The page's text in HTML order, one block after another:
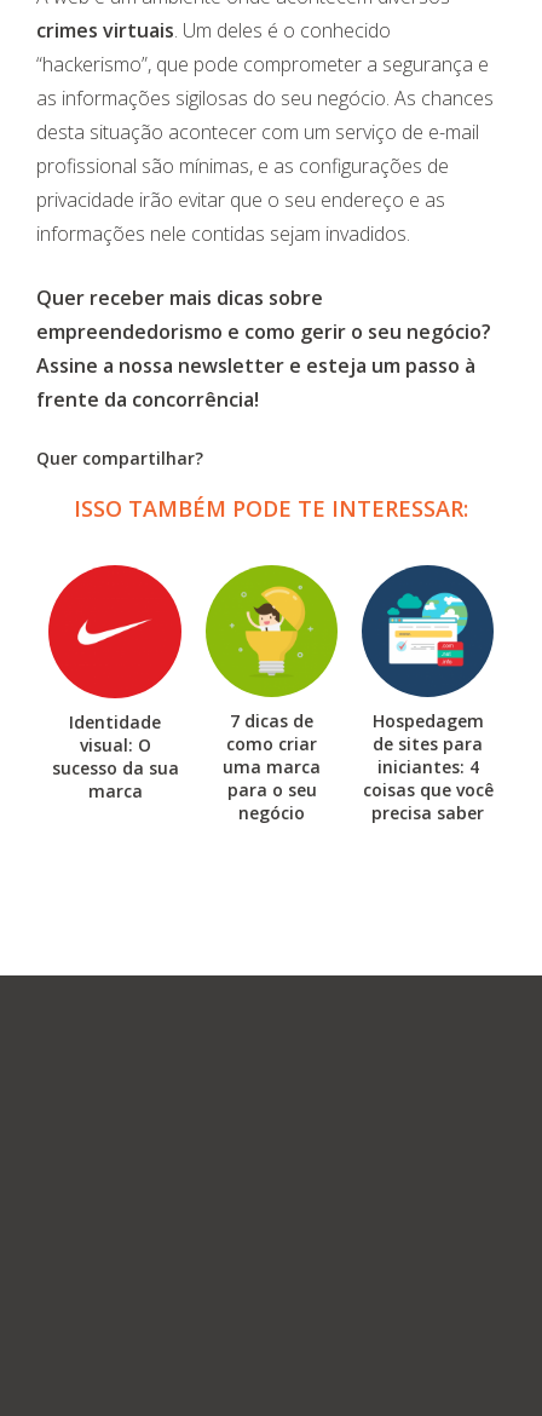
crimes virtuais. Um deles é o conhecido
“hackerismo”, que pode comprometer a segurança e
as informações sigilosas do seu negócio. As chances
desta situação acontecer com um serviço de e-mail
profissional são mínimas, e as configurações de
privacidade irão evitar que o seu endereço e as
informações nele contidas sejam invadidos.
Quer receber mais dicas sobre
empreendedorismo e como gerir o seu negócio?
Assine a nossa newsletter e esteja um passo à
frente da concorrência!
Quer compartilhar?
ISSO TAMBÉM PODE TE INTERESSAR:
Identidade
visual: O
sucesso da sua
marca
7 dicas de
como criar
uma marca
para o seu
negócio
Hospedagem
de sites para
iniciantes: 4
coisas que você
precisa saber